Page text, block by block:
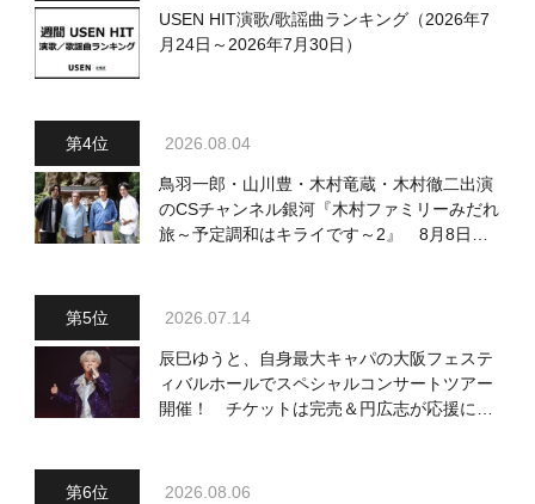
USEN HIT演歌/歌謡曲ランキング（2026年7
月24日～2026年7月30日）
2026.08.04
鳥羽一郎・山川豊・木村竜蔵・木村徹二出演
のCSチャンネル銀河『木村ファミリーみだれ
旅～予定調和はキライです～2』 8月8日
2026.07.14
辰巳ゆうと、自身最大キャパの大阪フェステ
ィバルホールでスペシャルコンサートツアー
開催！ チケットは完売＆円広志が応援に、
2026.08.06